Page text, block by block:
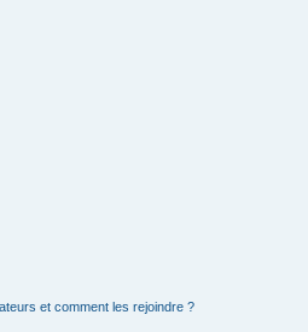
et comment les rejoindre ?